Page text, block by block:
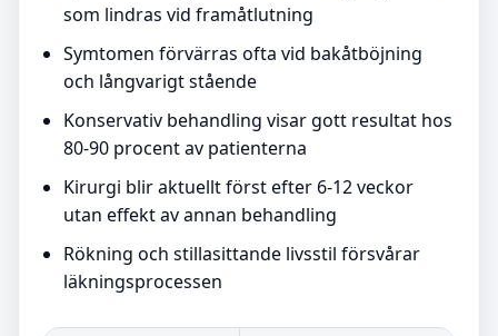
som lindras vid framåtlutning
Symtomen förvärras ofta vid bakåtböjning
och långvarigt stående
Konservativ behandling visar gott resultat hos
80-90 procent av patienterna
Kirurgi blir aktuellt först efter 6-12 veckor
utan effekt av annan behandling
Rökning och stillasittande livsstil försvårar
läkningsprocessen